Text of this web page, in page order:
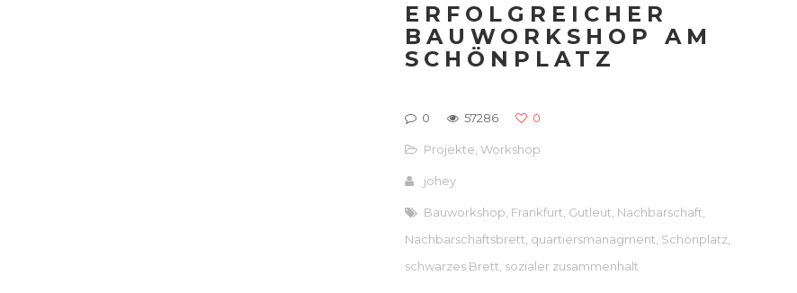
ERFOLGREICHER
BAUWORKSHOP AM
SCHÖNPLATZ
0 57286 0
Projekte ,Workshop
johey
Bauworkshop Frankfurt Gutleut Nachbarschaft
Nachbarschaftsbrett quartiersmanagment Schönplatz
schwarzes Brett sozialer zusammenhalt